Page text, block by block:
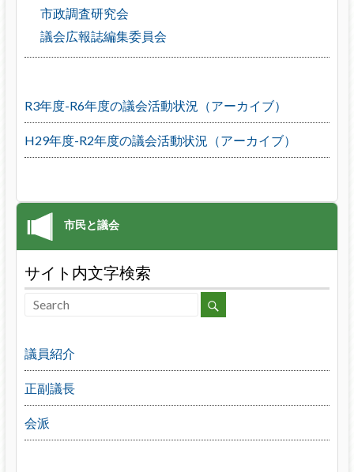
市政調査研究会
議会広報誌編集委員会
R3年度-R6年度の議会活動状況（アーカイブ）
H29年度-R2年度の議会活動状況（アーカイブ）
サイト内文字検索
議員紹介
正副議長
会派